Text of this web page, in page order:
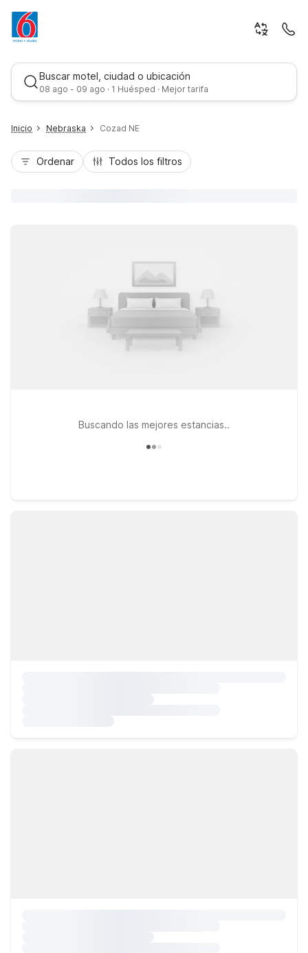
Buscar motel, ciudad o ubicación
08 ago - 09 ago · 1 Huésped · Mejor tarifa
Inicio Nebraska Cozad NE
Ordenar Todos los filtros
Buscando las mejores estancias..